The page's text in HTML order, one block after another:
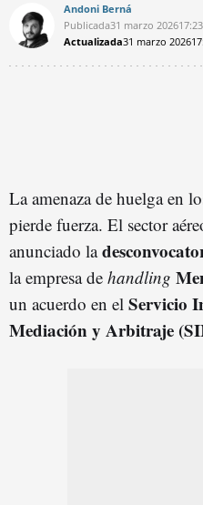
Andoni Berná
Publicada31 marzo 2026
Actualizada31 marzo 2026
La amenaza de huelga en
pierde fuerza. El sector
anunciado la
la empresa de handling
un acuerdo en el Servicio
Mediación y Arbitraje